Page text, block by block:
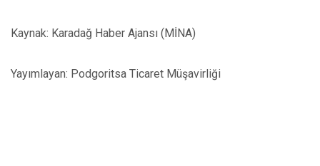
Kaynak: Karadağ Haber Ajansı (MİNA)
Yayımlayan: Podgoritsa Ticaret Müşavirliği